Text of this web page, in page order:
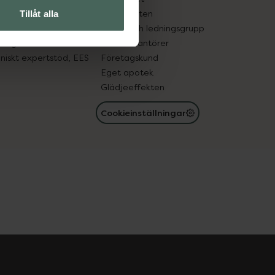
Tillåt alla
in gammal medicin
expertstöd, EES
Samarbeten
Ägare och ledningsgrupp
För leverantörer
Företagskund
Eget apotek
Glädjeeffekten
Cookieinställningar